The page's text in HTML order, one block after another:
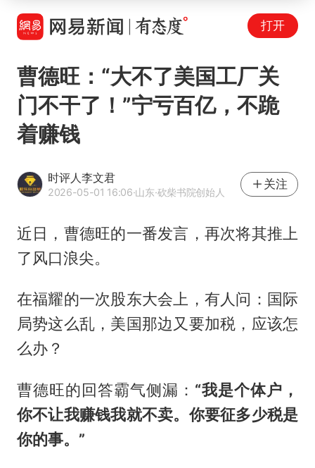
打开
曹德旺：“大不了美国工厂关
门不干了！”宁亏百亿，不跪
着赚钱
时评人李文君
2026-05-01 16:06·山东·砍柴书院创始人
关注
近日，曹德旺的一番发言，再次将其推上
了风口浪尖。
在福耀的一次股东大会上，有人问：国际
局势这么乱，美国那边又要加税，应该怎
么办？
曹德旺的回答霸气侧漏： “我是个体户，
你不让我赚钱我就不卖。你要征多少税是
你的事。”